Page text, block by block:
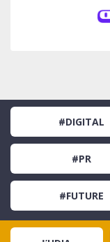
#DIGITAL
#PR
#FUTURE